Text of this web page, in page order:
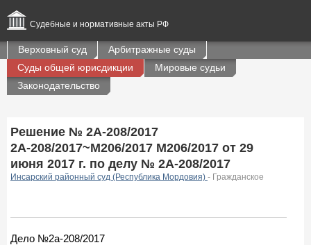
Судебные и нормативные акты РФ
Верховный суд
Арбитражные суды
Суды общей юрисдикции
Мировые судьи
Законодательство
Решение № 2А-208/2017
2А-208/2017~М206/2017 М206/2017 от 29
июня 2017 г. по делу № 2А-208/2017
Инсарский районный суд (Республика Мордовия) - Гражданское
Дело №2а-208/2017